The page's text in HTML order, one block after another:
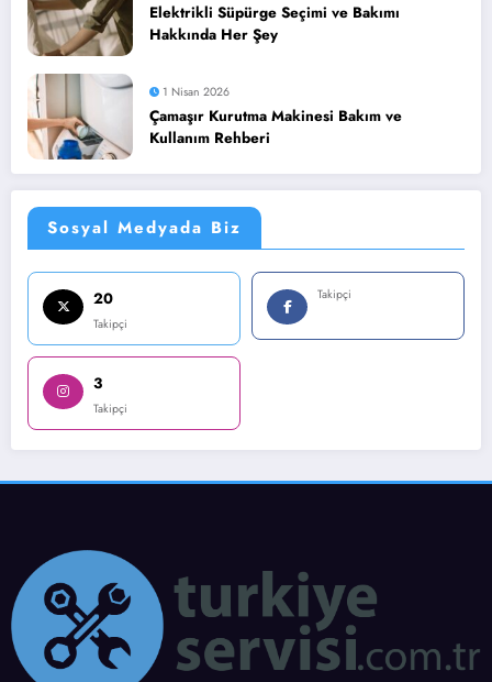
Elektrikli Süpürge Seçimi ve Bakımı
Hakkında Her Şey
1 Nisan 2026
Çamaşır Kurutma Makinesi Bakım ve
Kullanım Rehberi
Sosyal Medyada Biz
20
Takipçi
Takipçi
3
Takipçi